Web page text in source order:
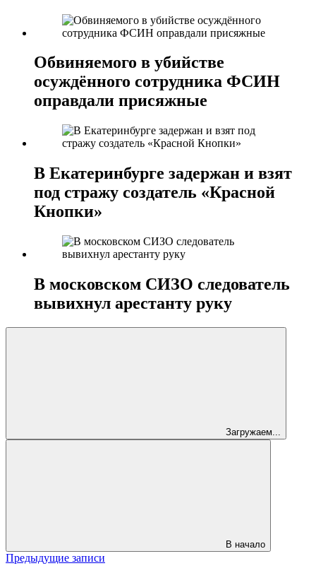
Обвиняемого в убийстве
осуждённого сотрудника ФСИН
оправдали присяжные
В Екатеринбурге задержан и взят
под стражу создатель «Красной
Кнопки»
В московском СИЗО следователь
вывихнул арестанту руку
Загружаем...
В начало
Предыдущие записи